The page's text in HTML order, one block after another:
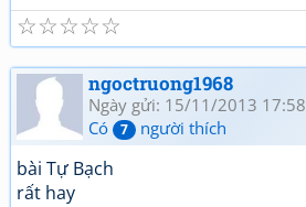
☆
☆
☆
☆
☆
ngoctruong1968
Ngày gửi: 15/11/2013 17:58
Có
7 người thích
bài Tự Bạch
rất hay